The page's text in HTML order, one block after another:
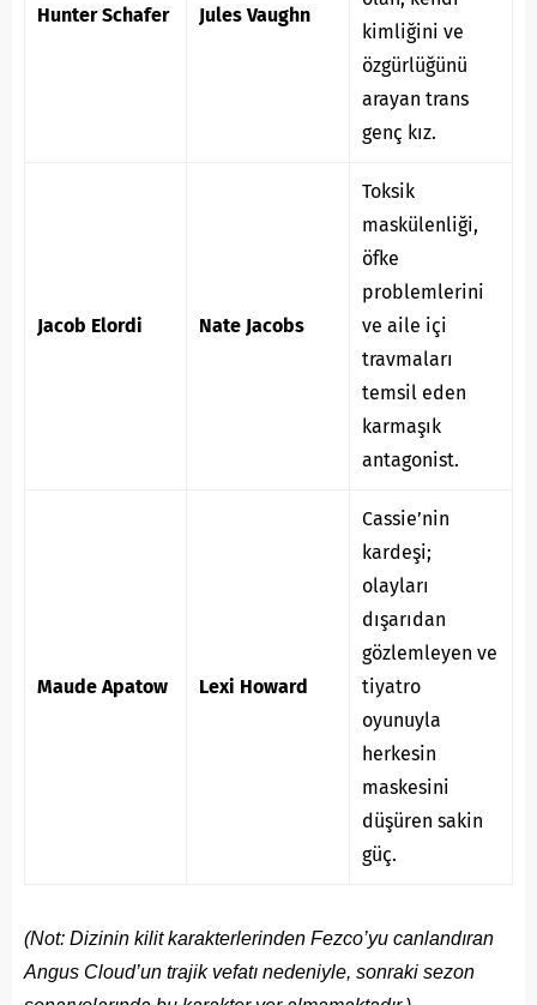
Hunter Schafer Jules Vaughn
kimliğini ve
özgürlüğünü
arayan trans
genç kız.
Jacob Elordi Nate Jacobs
Toksik
maskülenliği,
öfke
problemlerini
ve aile içi
travmaları
temsil eden
karmaşık
antagonist.
Maude Apatow Lexi Howard
Cassie’nin
kardeşi;
olayları
dışarıdan
gözlemleyen ve
tiyatro
oyunuyla
herkesin
maskesini
düşüren sakin
güç.
(Not: Dizinin kilit karakterlerinden Fezco’yu canlandıran
Angus Cloud’un trajik vefatı nedeniyle, sonraki sezon